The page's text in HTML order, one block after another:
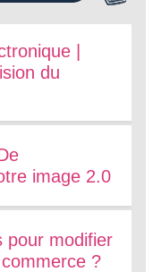
|
du
image 2.0
pour modifier
?